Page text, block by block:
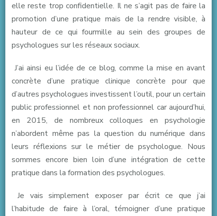
elle reste trop confidentielle. Il ne s’agit pas de faire la
promotion d’une pratique mais de la rendre visible, à
hauteur de ce qui fourmille au sein des groupes de
psychologues sur les réseaux sociaux.
J’ai ainsi eu l’idée de ce blog, comme la mise en avant
concrète d’une pratique clinique concrète pour que
d’autres psychologues investissent l’outil, pour un certain
public professionnel et non professionnel car aujourd’hui,
en 2015, de nombreux colloques en psychologie
n’abordent même pas la question du numérique dans
leurs réflexions sur le métier de psychologue. Nous
sommes encore bien loin d’une intégration de cette
pratique dans la formation des psychologues.
Je vais simplement exposer par écrit ce que j’ai
l’habitude de faire à l’oral, témoigner d’une pratique